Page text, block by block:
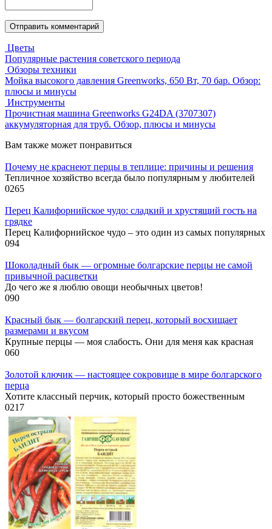
Цветы
Популярные растения советского периода
Обзоры техники
Мойка высокого давления Greenworks, 650 Вт, 70 бар. Обзор:
плюсы и минусы
Инструменты
Прочистная машина Greenworks G24DA (3707307)
аккумуляторная для труб. Обзор, плюсы и минусы
Вам также может понравиться
Почему не краснеют перцы в теплице: причины и решения
Тепличное хозяйство всегда было популярным у любителей
0265
Перец Калифорнийское чудо: сладкий и хрустящий гость на
грядке
Перец Калифорнийское чудо – это один из самых популярных
094
Шоколадный бык — огромные болгарские перцы не самой
привычной расцветки
До чего же я люблю овощи необычных цветов!
090
Красный бык — болгарский перец, который восхищает
размерами и вкусом
Крупные перцы — моя слабость. Они для меня как красная
060
Золотой ключик — настоящее сокровище в мире болгарского
перца
Хотите классный перчик, который просто божественным
0217